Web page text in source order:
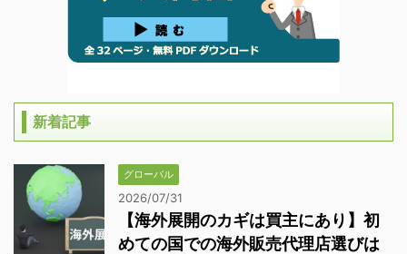
新着記事
グローバル
2026/07/31
【海外展開のカギは買主にあり】初
めての国での海外販売代理店選びは